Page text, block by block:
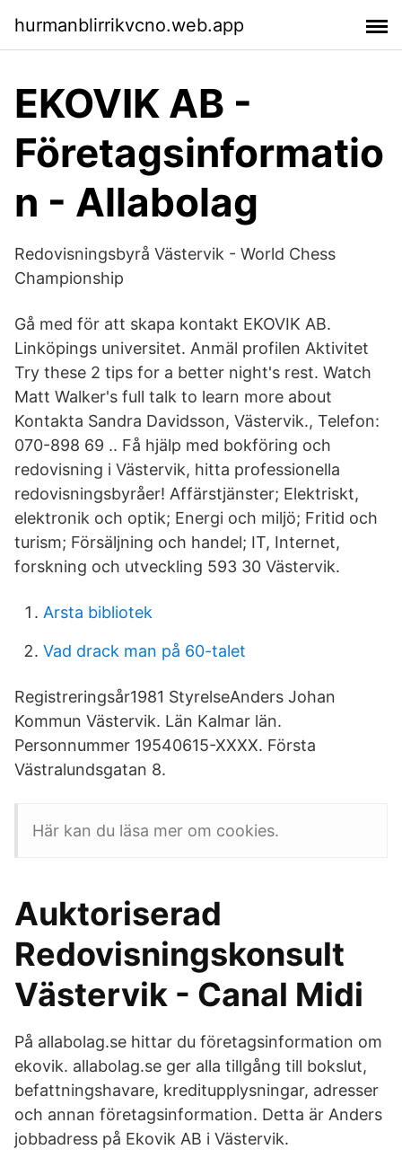
hurmanblirrikvcno.web.app
EKOVIK AB -
Företagsinformatio
n - Allabolag
Redovisningsbyrå Västervik - World Chess
Championship
Gå med för att skapa kontakt EKOVIK AB.
Linköpings universitet. Anmäl profilen Aktivitet
Try these 2 tips for a better night's rest. Watch
Matt Walker's full talk to learn more about
Kontakta Sandra Davidsson, Västervik., Telefon:
070-898 69 .. Få hjälp med bokföring och
redovisning i Västervik, hitta professionella
redovisningsbyråer! Affärstjänster; Elektriskt,
elektronik och optik; Energi och miljö; Fritid och
turism; Försäljning och handel; IT, Internet,
forskning och utveckling 593 30 Västervik.
Arsta bibliotek
Vad drack man på 60-talet
Registreringsår1981 StyrelseAnders Johan
Kommun Västervik. Län Kalmar län.
Personnummer 19540615-XXXX. Första
Västralundsgatan 8.
Här kan du läsa mer om cookies.
Auktoriserad
Redovisningskonsult
Västervik - Canal Midi
På allabolag.se hittar du företagsinformation om
ekovik. allabolag.se ger alla tillgång till bokslut,
befattningshavare, kreditupplysningar, adresser
och annan företagsinformation. Detta är Anders
jobbadress på Ekovik AB i Västervik.